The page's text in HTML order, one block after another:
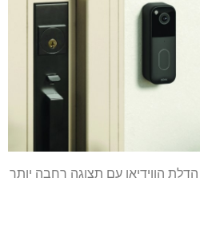
הווידיאו עם תצוגה רחבה יותר